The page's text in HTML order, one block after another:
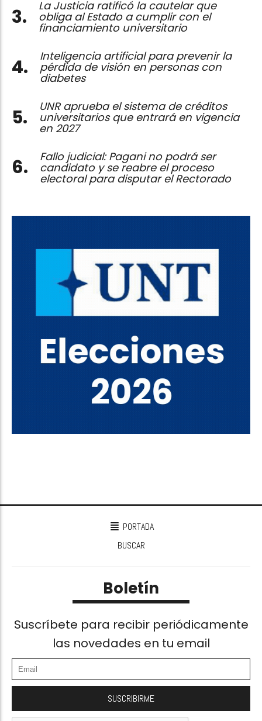
La Justicia ratificó la cautelar que
obliga al Estado a cumplir con el
financiamiento universitario
Inteligencia artificial para prevenir la
pérdida de visión en personas con
diabetes
UNR aprueba el sistema de créditos
universitarios que entrará en vigencia
en 2027
Fallo judicial: Pagani no podrá ser
candidato y se reabre el proceso
electoral para disputar el Rectorado
PORTADA
BUSCAR
Boletín
Suscríbete para recibir periódicamente
las novedades en tu email
SUSCRIBIRME